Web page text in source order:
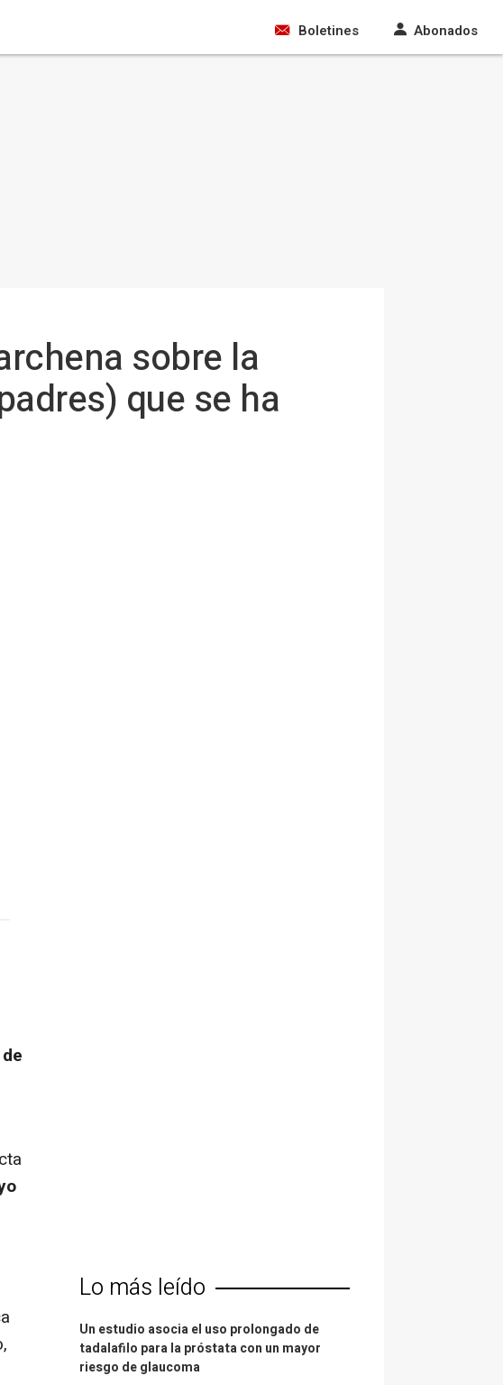
Boletines Abonados
sobre la
que se ha
Lo más leído
Un estudio asocia el uso prolongado de
tadalafilo para la próstata con un mayor
riesgo de glaucoma